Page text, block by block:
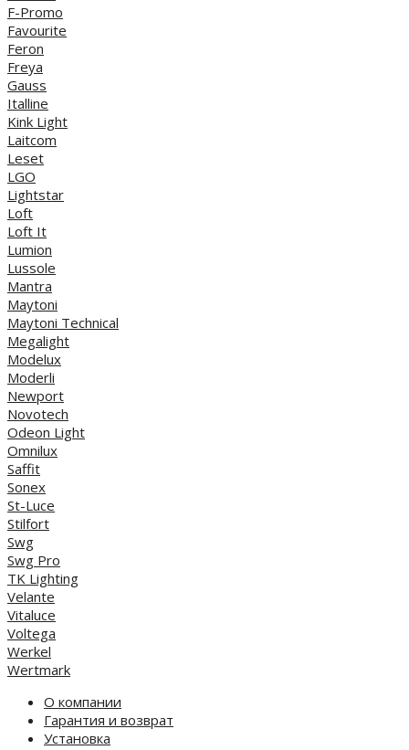
F-Promo
Favourite
Feron
Freya
Gauss
Italline
Kink Light
Laitcom
Leset
LGO
Lightstar
Loft
Loft It
Lumion
Lussole
Mantra
Maytoni
Maytoni Technical
Megalight
Modelux
Moderli
Newport
Novotech
Odeon Light
Omnilux
Saffit
Sonex
St-Luce
Stilfort
Swg
Swg Pro
TK Lighting
Velante
Vitaluce
Voltega
Werkel
Wertmark
О компании
Гарантия и возврат
Установка